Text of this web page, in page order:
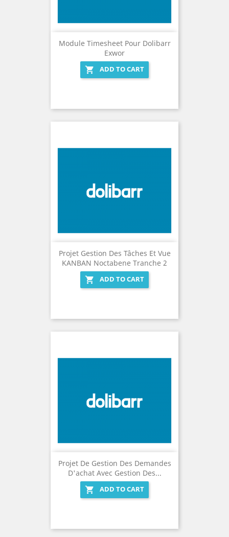
Module Timesheet Pour Dolibarr
Exwor

ADD TO CART
Projet Gestion Des Tâches Et Vue
KANBAN Noctabene Tranche 2

ADD TO CART
Projet De Gestion Des Demandes
D'achat Avec Gestion Des...

ADD TO CART